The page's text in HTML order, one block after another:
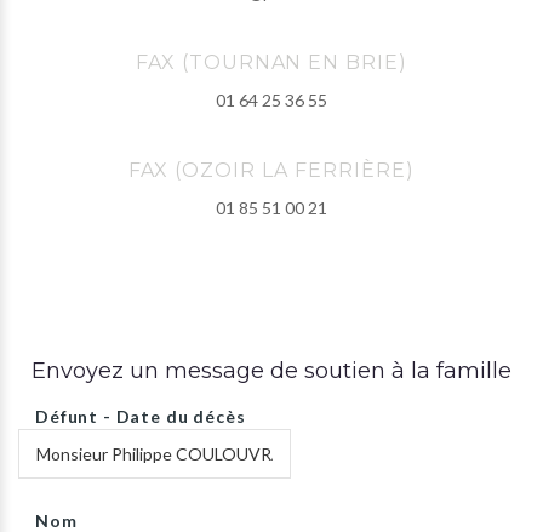
FAX (TOURNAN EN BRIE)
01 64 25 36 55
FAX (OZOIR LA FERRIÈRE)
01 85 51 00 21
Envoyez un message de soutien à la famille
Défunt - Date du décès
Nom